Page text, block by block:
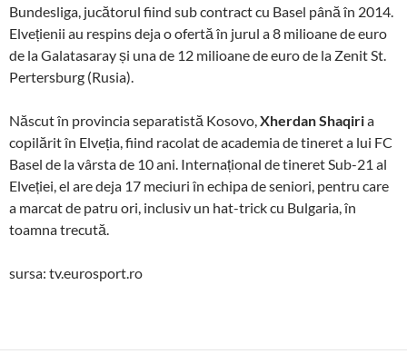
Bundesliga, jucătorul fiind sub contract cu Basel până în 2014.
Elvețienii au respins deja o ofertă în jurul a 8 milioane de euro
de la Galatasaray și una de 12 milioane de euro de la Zenit St.
Pertersburg (Rusia).
Născut în provincia separatistă Kosovo,Xherdan Shaqiria
copilărit în Elveția, fiind racolat de academia de tineret a lui FC
Basel de la vârsta de 10 ani. Internațional de tineret Sub-21 al
Elveției, el are deja 17 meciuri în echipa de seniori, pentru care
a marcat de patru ori, inclusiv un hat-trick cu Bulgaria, în
toamna trecută.
sursa: tv.eurosport.ro